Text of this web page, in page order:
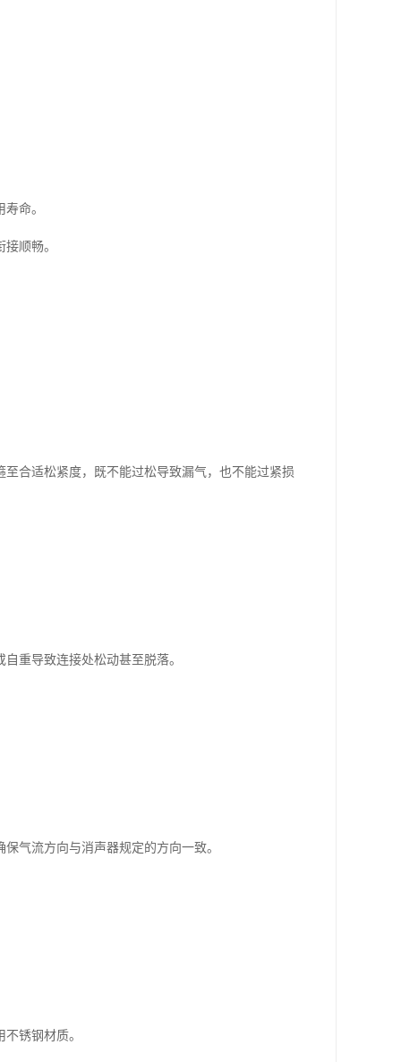
命。
顺畅。
合适松紧度，既不能过松导致漏气，也不能过紧损
重导致连接处松动甚至脱落。
气流方向与消声器规定的方向一致。
锈钢材质。